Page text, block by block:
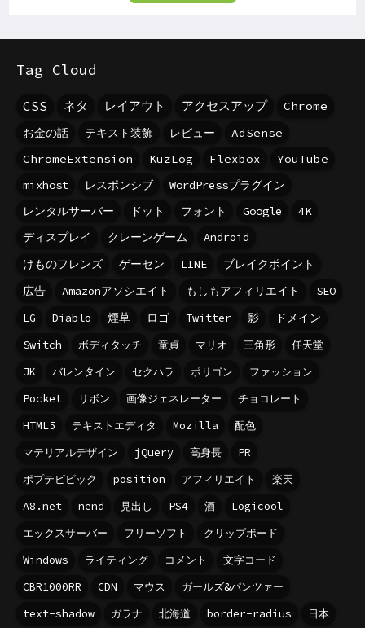
Tag Cloud
CSS ネタ レイアウト アクセスアップ
Chrome
お金の話
テキスト装飾 レビュー
AdSense
ChromeExtension
KuzLog Flexbox
YouTube
mixhost
レスポンシブ
WordPressプラグイン
レンタルサーバー
ドット フォント Google
4K
ディスプレイ
クレーンゲーム
Android
けものフレンズ
ゲーセン LINE
ブレイクポイント
広告
Amazonアソシエイト もしもアフィリエイト
SEO
LG
Diablo 煙草 ロゴ Twitter 影
ドメイン
Switch
ボディタッチ 童貞 マリオ 三角形
任天堂
JK
バレンタイン セクハラ ポリゴン
ファッション
Pocket
リボン 画像ジェネレーター
チョコレート
HTML5
テキストエディタ Mozilla
配色
マテリアルデザイン
jQuery 高身長
PR
ポプテピピック
position アフィリエイト
楽天
A8.net
nend 見出し PS4 酒
Logicool
エックスサーバー
フリーソフト
クリップボード
Windows
ライティング コメント
文字コード
CBR1000RR
CDN マウス
ガールズ&パンツァー
text-shadow
ガラナ 北海道 border-radius 日本